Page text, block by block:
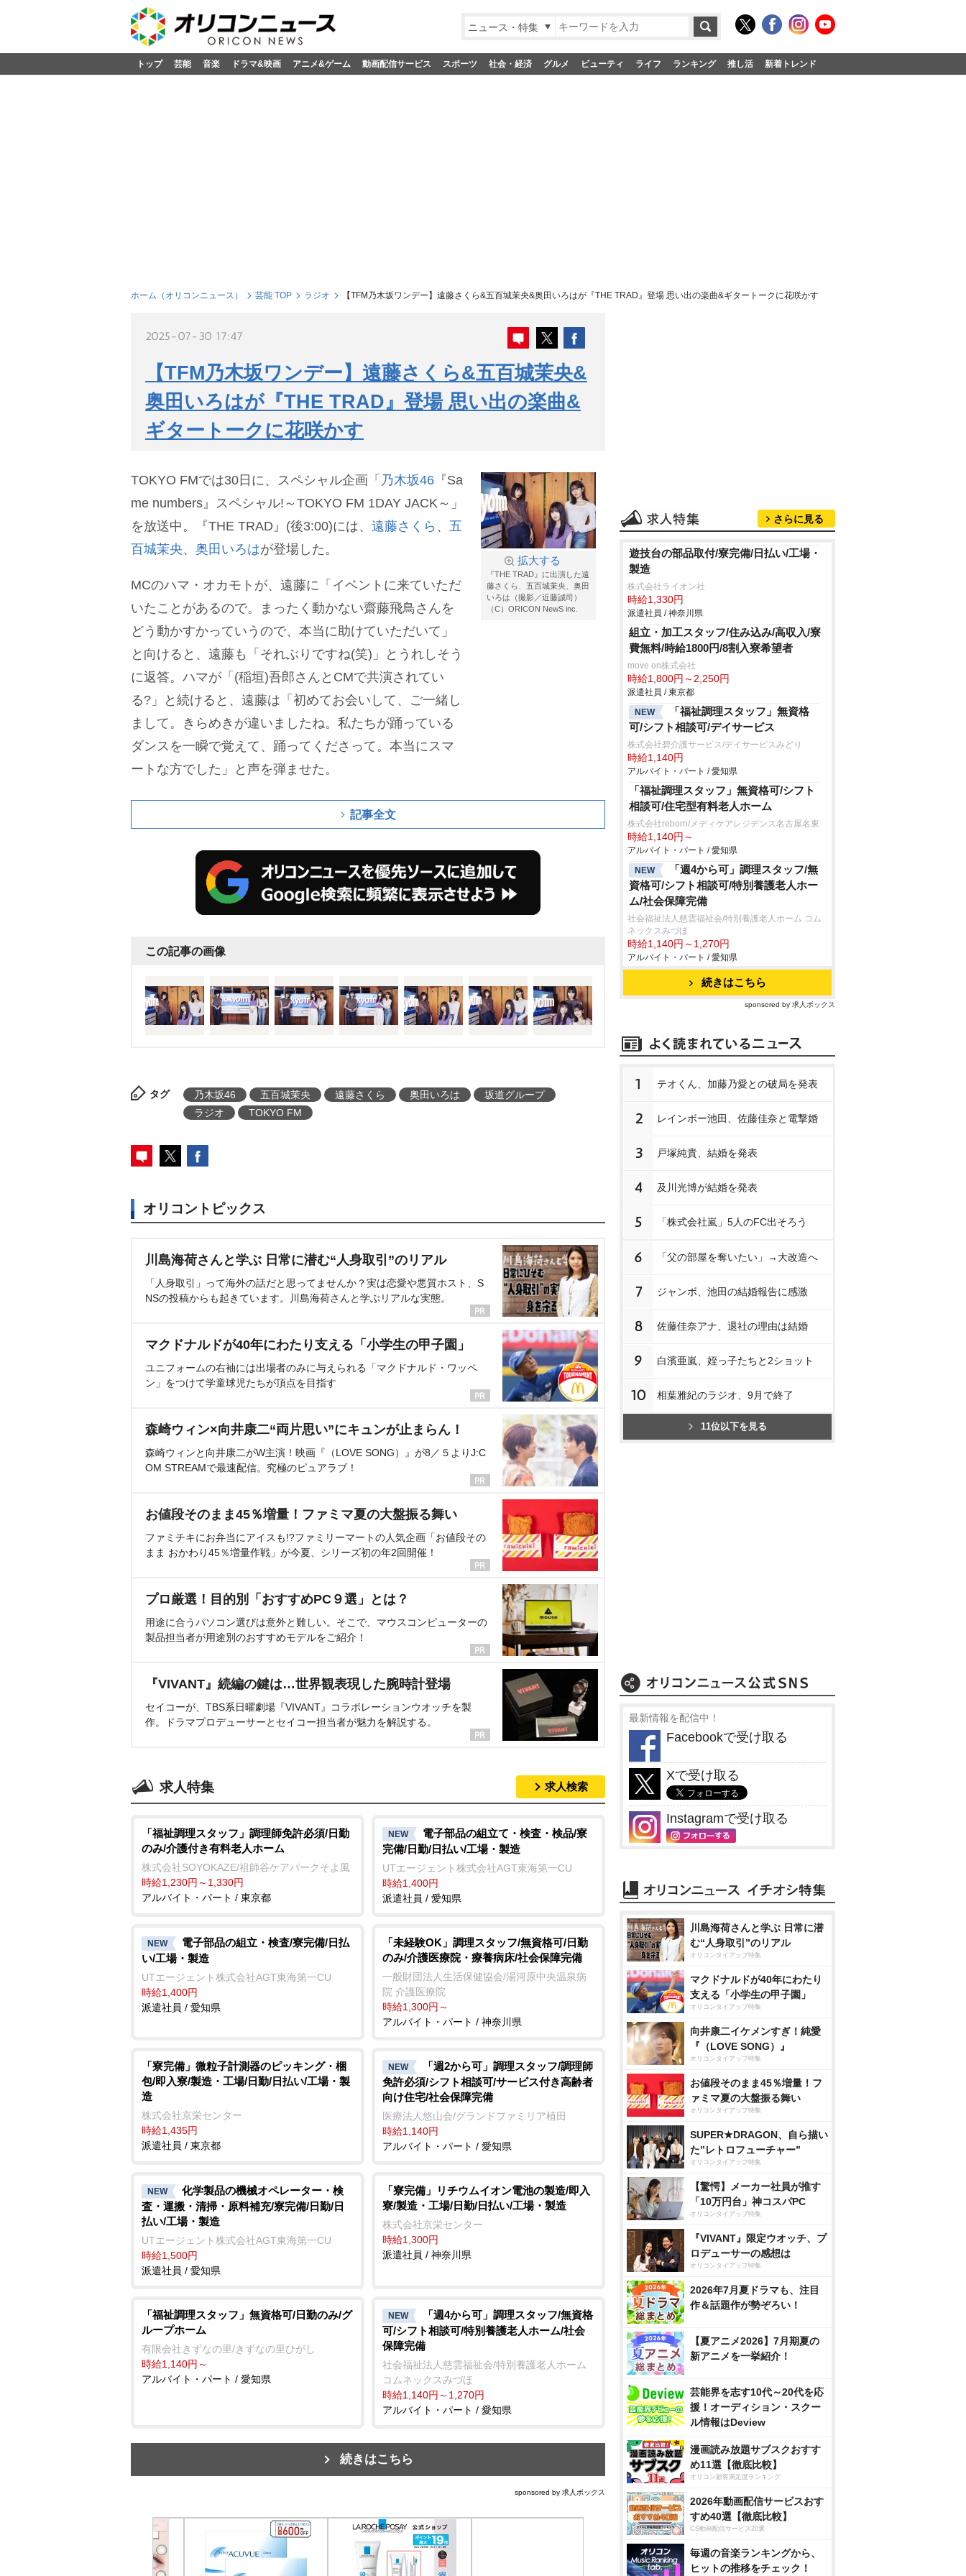
ニュース・特集
トップ 芸能 音楽 ドラマ&映画 アニメ&ゲーム 動画配信サービス スポーツ 社会・経済 グルメ ビューティ ライフ ランキング 推し活 新着トレンド
ホーム（オリコンニュース） 芸能 TOP ラジオ 【TFM乃木坂ワンデー】遠藤さくら&五百城茉央&奥田いろはが『THE TRAD』登場 思い出の楽曲&ギタートークに花咲かす
2025-07-30 17:47
【TFM乃木坂ワンデー】遠藤さくら&五百城茉央&
奥田いろはが『THE TRAD』登場 思い出の楽曲&
ギタートークに花咲かす
拡大する
『THE TRAD』に出演した遠
藤さくら、五百城茉央、奥田
いろは（撮影／近藤誠司）
（C）ORICON NewS inc.
TOKYO FMでは30日に、スペシャル企画「 乃木坂46 『Sa
me numbers』スペシャル!～TOKYO FM 1DAY JACK～」
を放送中。『THE TRAD』(後3:00)には、 遠藤さくら 、 五
百城茉央、 奥田いろはが登場した。
MCのハマ・オカモトが、遠藤に「イベントに来ていただ
いたことがあるので。まったく動かない齋藤飛鳥さんを
どう動かすかっていうので、本当に助けていただいて」
と向けると、遠藤も「それぶりですね(笑)」とうれしそう
に返答。ハマが「(稲垣)吾郎さんとCMで共演されてい
る?」と続けると、遠藤は「初めてお会いして、ご一緒し
まして。きらめきが違いましたね。私たちが踊っている
ダンスを一瞬で覚えて、踊ってくださって。本当にスマ
ートな方でした」と声を弾ませた。
記事全文
この記事の画像
タグ 乃木坂46 五百城茉央 遠藤さくら 奥田いろは
坂道グループ
ラジオ
TOKYO FM
オリコントピックス
川島海荷さんと学ぶ 日常に潜む“人身取引”のリアル
「人身取引」って海外の話だと思ってませんか？実は恋愛や悪質ホスト、S
NSの投稿からも起きています。川島海荷さんと学ぶリアルな実態。
マクドナルドが40年にわたり支える「小学生の甲子園」
ユニフォームの右袖には出場者のみに与えられる「マクドナルド・ワッペ
ン」をつけて学童球児たちが頂点を目指す
森崎ウィン×向井康二“両片思い”にキュンが止まらん！
森崎ウィンと向井康二がW主演！映画『（LOVE SONG）』が8／５よりJ:C
OM STREAMで最速配信。究極のピュアラブ！
お値段そのまま45％増量！ファミマ夏の大盤振る舞い
ファミチキにお弁当にアイスも!?ファミリーマートの人気企画「お値段その
まま おかわり45％増量作戦」が今夏、シリーズ初の年2回開催！
プロ厳選！目的別「おすすめPC９選」とは？
用途に合うパソコン選びは意外と難しい。そこで、マウスコンピューターの
製品担当者が用途別のおすすめモデルをご紹介！
『VIVANT』続編の鍵は…世界観表現した腕時計登場
セイコーが、TBS系日曜劇場『VIVANT』コラボレーションウオッチを製
作。ドラマプロデューサーとセイコー担当者が魅力を解説する。
求人特集 求人検索
「福祉調理スタッフ」調理師免許必須/日勤
のみ/介護付き有料老人ホーム
株式会社SOYOKAZE/祖師谷ケアパークそよ風
時給1,230円～1,330円
アルバイト・パート / 東京都
NEW
電子部品の組立て・検査・検品/寮
完備/日勤/日払い/工場・製造
UTエージェント株式会社AGT東海第一CU
時給1,400円
派遣社員 / 愛知県
NEW
電子部品の組立・検査/寮完備/日払
い/工場・製造
UTエージェント株式会社AGT東海第一CU
時給1,400円
派遣社員 / 愛知県
「未経験OK」調理スタッフ/無資格可/日勤
のみ/介護医療院・療養病床/社会保障完備
一般財団法人生活保健協会/湯河原中央温泉病
院 介護医療院
時給1,300円～
アルバイト・パート / 神奈川県
「寮完備」微粒子計測器のピッキング・梱
包/即入寮/製造・工場/日勤/日払い/工場・製
造
株式会社京栄センター
時給1,435円
派遣社員 / 東京都
NEW
「週2から可」調理スタッフ/調理師
免許必須/シフト相談可/サービス付き高齢者
向け住宅/社会保障完備
医療法人悠山会/グランドファミリア植田
時給1,140円
アルバイト・パート / 愛知県
NEW
化学製品の機械オペレーター・検
査・運搬・清掃・原料補充/寮完備/日勤/日
払い/工場・製造
UTエージェント株式会社AGT東海第一CU
時給1,500円
派遣社員 / 愛知県
「寮完備」リチウムイオン電池の製造/即入
寮/製造・工場/日勤/日払い/工場・製造
株式会社京栄センター
時給1,300円
派遣社員 / 神奈川県
「福祉調理スタッフ」無資格可/日勤のみ/グ
ループホーム
有限会社きずなの里/きずなの里ひがし
時給1,140円～
アルバイト・パート / 愛知県
NEW
「週4から可」調理スタッフ/無資格
可/シフト相談可/特別養護老人ホーム/社会
保障完備
社会福祉法人慈雲福祉会/特別養護老人ホーム
コムネックスみづほ
時給1,140円～1,270円
アルバイト・パート / 愛知県
続きはこちら
sponsored by 求人ボックス
さらに見る
遊技台の部品取付/寮完備/日払い/工場・
製造
株式会社ライオン社
時給1,330円
派遣社員 / 神奈川県
組立・加工スタッフ/住み込み/高収入/寮
費無料/時給1800円/8割入寮希望者
move on株式会社
時給1,800円～2,250円
派遣社員 / 東京都
NEW
「福祉調理スタッフ」無資格
可/シフト相談可/デイサービス
株式会社碧介護サービス/デイサービスみどり
時給1,140円
アルバイト・パート / 愛知県
「福祉調理スタッフ」無資格可/シフト
相談可/住宅型有料老人ホーム
株式会社reborn/メディケアレジデンス名古屋名東
時給1,140円～
アルバイト・パート / 愛知県
NEW
「週4から可」調理スタッフ/無
資格可/シフト相談可/特別養護老人ホー
ム/社会保障完備
社会福祉法人慈雲福祉会/特別養護老人ホーム コム
ネックスみづほ
時給1,140円～1,270円
アルバイト・パート / 愛知県
続きはこちら
sponsored by 求人ボックス
1 テオくん、加藤乃愛との破局を発表
2 レインボー池田、佐藤佳奈と電撃婚
3 戸塚純貴、結婚を発表
4 及川光博が結婚を発表
5 「株式会社嵐」5人のFC出そろう
6 「父の部屋を奪いたい」→大改造へ
7 ジャンボ、池田の結婚報告に感激
8 佐藤佳奈アナ、退社の理由は結婚
9 白濱亜嵐、姪っ子たちと2ショット
10 相葉雅紀のラジオ、9月で終了
11位以下を見る
最新情報を配信中！
Facebookで受け取る
Xで受け取る
Instagramで受け取る
川島海荷さんと学ぶ 日常に潜
む“人身取引”のリアル
オリコンタイアップ特集
マクドナルドが40年にわたり
支える「小学生の甲子園」
オリコンタイアップ特集
向井康二イケメンすぎ！純愛
『（LOVE SONG）』
オリコンタイアップ特集
お値段そのまま45％増量！フ
ァミマ夏の大盤振る舞い
オリコンタイアップ特集
SUPER★DRAGON、自ら描い
た”レトロフューチャー”
オリコンタイアップ特集
【驚愕】メーカー社員が推す
「10万円台」神コスパPC
オリコンタイアップ特集
『VIVANT』限定ウオッチ、プ
ロデューサーの感想は
オリコンタイアップ特集
2026年7月夏ドラマも、注目
作＆話題作が勢ぞろい！
【夏アニメ2026】7月期夏の
新アニメを一挙紹介！
芸能界を志す10代～20代を応
援！オーディション・スクー
ル情報はDeview
漫画読み放題サブスクおすす
め11選【徹底比較】
オリコン顧客満足度ランキング
2026年動画配信サービスおす
すめ40選【徹底比較】
CS動画配信サービス20選
毎週の音楽ランキングから、
ヒットの推移をチェック！